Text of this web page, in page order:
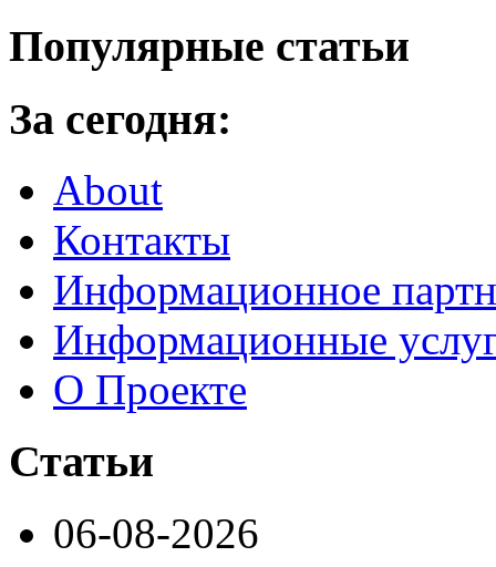
Популярные статьи
За сегодня:
About
Контакты
Информационное
Информационные
О Проекте
Статьи
06-08-2026